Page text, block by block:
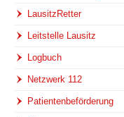
LausitzRetter
Leitstelle Lausitz
Logbuch
Netzwerk 112
Patientenbeförderung